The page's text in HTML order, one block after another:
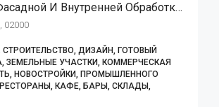
Услуги По Фасадной И Внутренней Обработке/ремонтным Работам
02000
СТРОИТЕЛЬСТВО, ДИЗАЙН, ГОТОВЫЙ
ЗЕМЕЛЬНЫЕ УЧАСТКИ, КОММЕРЧЕСКАЯ
НОВОСТРОЙКИ, ПРОМЫШЛЕННОГО
КАФЕ, БАРЫ, СКЛАДЫ,